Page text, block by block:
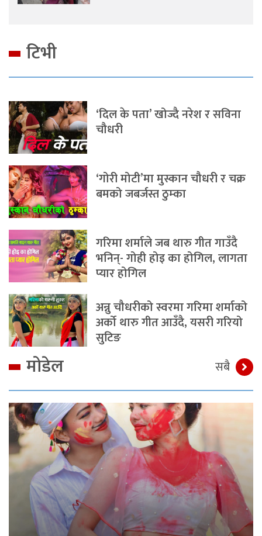
टिभी
‘दिल के पता’ खोज्दै नरेश र सविना
चौधरी
‘गोरी मोटी’मा मुस्कान चौधरी र चक्र
बमको जबर्जस्त ठुम्का
गरिमा शर्माले जब थारु गीत गाउँदै
भनिन्- गोही होइ का होगिल, लागता
प्यार होगिल
अन्नु चौधरीको स्वरमा गरिमा शर्माको
अर्को थारु गीत आउँदै, यसरी गरियो
सुटिङ
मोडेल सबै